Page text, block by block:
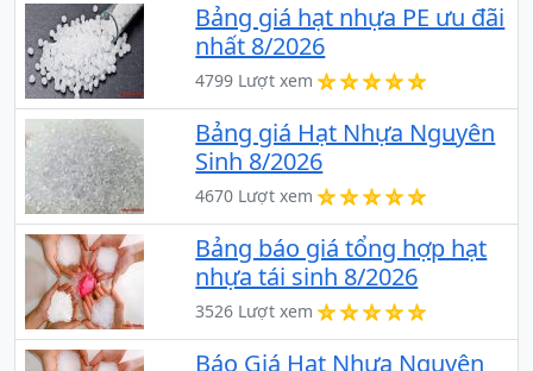
Bảng giá hạt nhựa PE ưu đãi
nhất 8/2026
4799 Lượt xem
Bảng giá Hạt Nhựa Nguyên
Sinh 8/2026
4670 Lượt xem
Bảng báo giá tổng hợp hạt
nhựa tái sinh 8/2026
3526 Lượt xem
Báo Giá Hạt Nhựa Nguyên